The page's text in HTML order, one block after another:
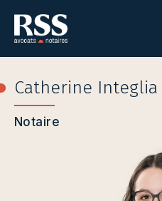
Catherine Integlia
Notaire